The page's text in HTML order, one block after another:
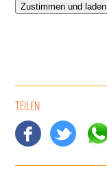
Zustimmen und laden
TEILEN